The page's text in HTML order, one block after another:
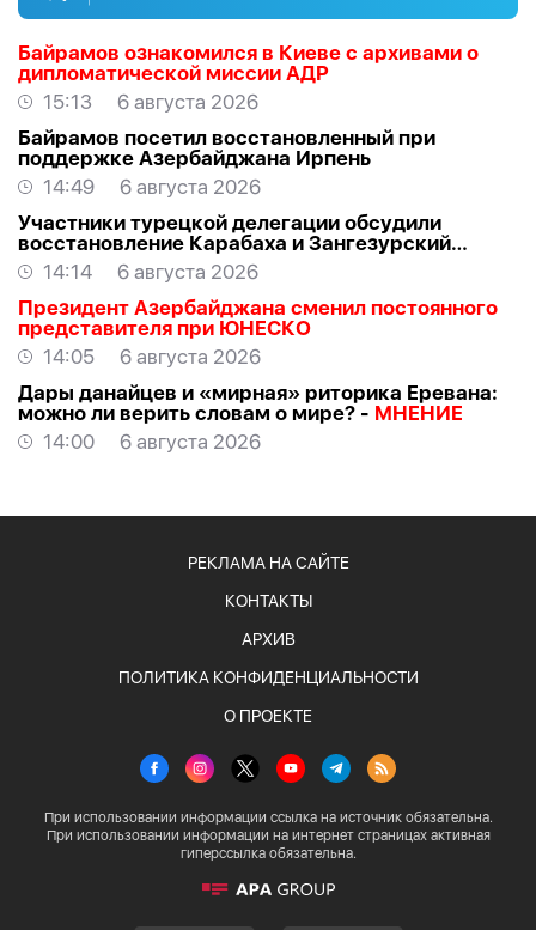
Байрамов ознакомился в Киеве с архивами о
дипломатической миссии АДР
15:13
6 августа 2026
Байрамов посетил восстановленный при
поддержке Азербайджана Ирпень
14:49
6 августа 2026
Участники турецкой делегации обсудили
восстановление Карабаха и Зангезурский
коридор
14:14
6 августа 2026
Президент Азербайджана сменил постоянного
представителя при ЮНЕСКО
14:05
6 августа 2026
Дары данайцев и «мирная» риторика Еревана:
можно ли верить словам о мире? - МНЕНИЕ
14:00
6 августа 2026
РЕКЛАМА НА САЙТЕ
КОНТАКТЫ
АРХИВ
ПОЛИТИКА КОНФИДЕНЦИАЛЬНОСТИ
О ПРОЕКТЕ
При использовании информации ссылка на источник обязательна.
При использовании информации на интернет страницах активная
гиперссылка обязательна.